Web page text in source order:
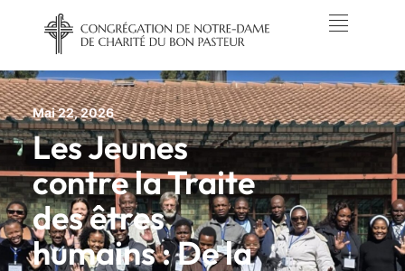
Mai 22, 2026
Les Jeunes
contre la Traite
des êtres
humains : De la